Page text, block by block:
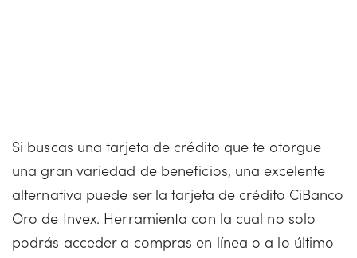
Si buscas una tarjeta de crédito que te otorgue
una gran variedad de beneficios, una excelente
alternativa puede ser la tarjeta de crédito CiBanco
Oro de Invex. Herramienta con la cual no solo
podrás acceder a compras en línea o a lo último